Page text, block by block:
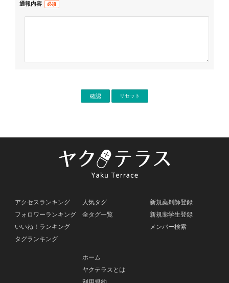
通報内容
アクセスランキング
フォロワーランキング
いいね！ランキング
タグランキング
人気タグ
全タグ一覧
新規薬剤師登録
新規薬学生登録
メンバー検索
ホーム
ヤクテラスとは